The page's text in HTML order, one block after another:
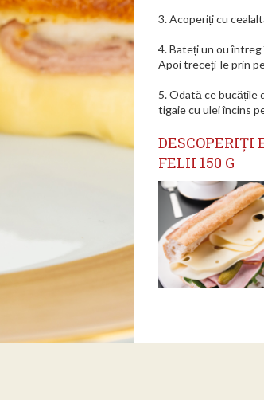
3. Acoperiți cu
4. Bateți un ou
Apoi treceți-le prin
5. Odată ce bucățile
tigaie cu ulei încins
DESCOPERIȚI
FELII 150 G